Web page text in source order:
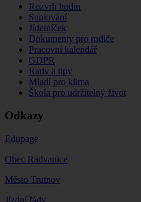
Rozvrh hodin
Suplování
Jídelníček
Dokumenty pro rodiče
Pracovní kalendář
GDPR
Rady a tipy
Mladí pro klima
Škola pro udržitelný život
Odkazy
Edupage
Obec Radvanice
Město Trutnov